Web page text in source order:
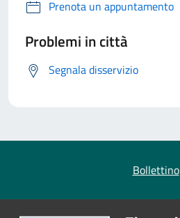
Prenota un appuntamento
Problemi in città
Segnala disservizio
Bollettino